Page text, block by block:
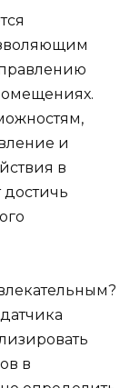
и
в
достичь
в